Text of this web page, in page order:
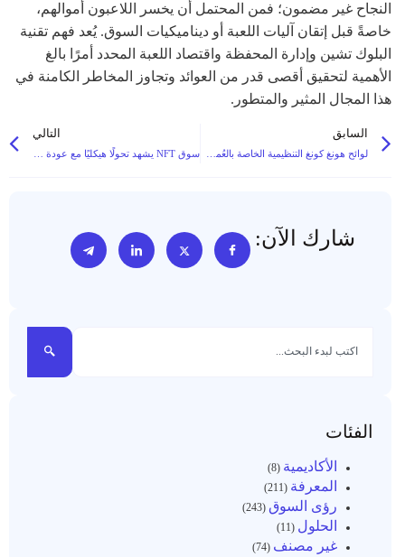
النجاح غير مضمون؛ فمن المحتمل أن يخسر اللاعبون أموالهم،
خاصةً قبل إتقان آليات اللعبة أو ديناميكيات السوق. يُعد فهم تقنية
البلوك تشين وإدارة المحفظة واقتصاد اللعبة المحدد أمرًا بالغ
الأهمية لتحقيق أقصى قدر من العوائد وتجاوز المخاطر الكامنة في
هذا المجال المثير والمتطور.
السابق
لوائح هونغ كونغ التنظيمية الخاصة بالعُملات المستقرة تدخل حيز التنفيذ في 1 أغسطس: قواعد الترخيص والرقابة والحفظ المصرفي
التالي
سوق NFT يشهد تحولًا هيكليًا مع عودة مشاريع المشاهير وسط تغير معنويات المستثمرين
شارك الآن:
الفئات
الأكاديمية(8)
المعرفة(211)
رؤى السوق (243)
الحلول (11)
غير مصنف (74)